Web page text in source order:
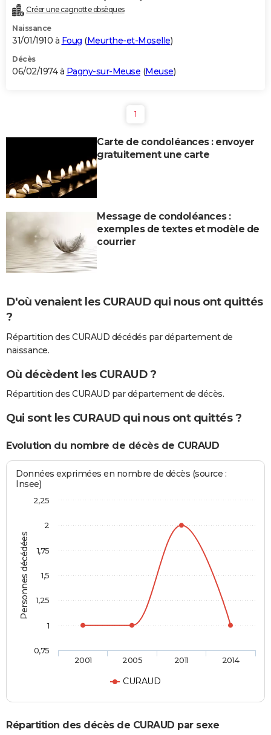
Créer une cagnotte obsèques
Naissance
31/01/1910 à Foug (Meurthe-et-Moselle)
Décès
06/02/1974 à Pagny-sur-Meuse (Meuse)
1
Carte de condoléances : envoyer
gratuitement une carte
Message de condoléances :
exemples de textes et modèle de
courrier
D'où venaient les CURAUD qui nous ont quittés
?
Répartition des CURAUD décédés par département de
naissance.
Où décèdent les CURAUD ?
Répartition des CURAUD par département de décès.
Qui sont les CURAUD qui nous ont quittés ?
Evolution du nombre de décès de CURAUD
Personnes décédées
Données exprimées en nombre de décès (source :
Insee)
CURAUD
2001 2005 2011 2014
0,75
1
1,25
1,5
1,75
2
2,25
Répartition des décès de CURAUD par sexe